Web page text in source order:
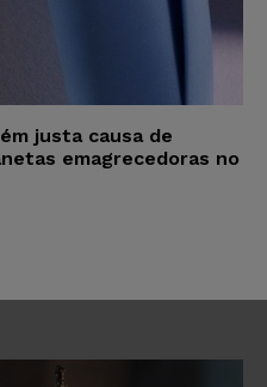
justa causa de
emagrecedoras no